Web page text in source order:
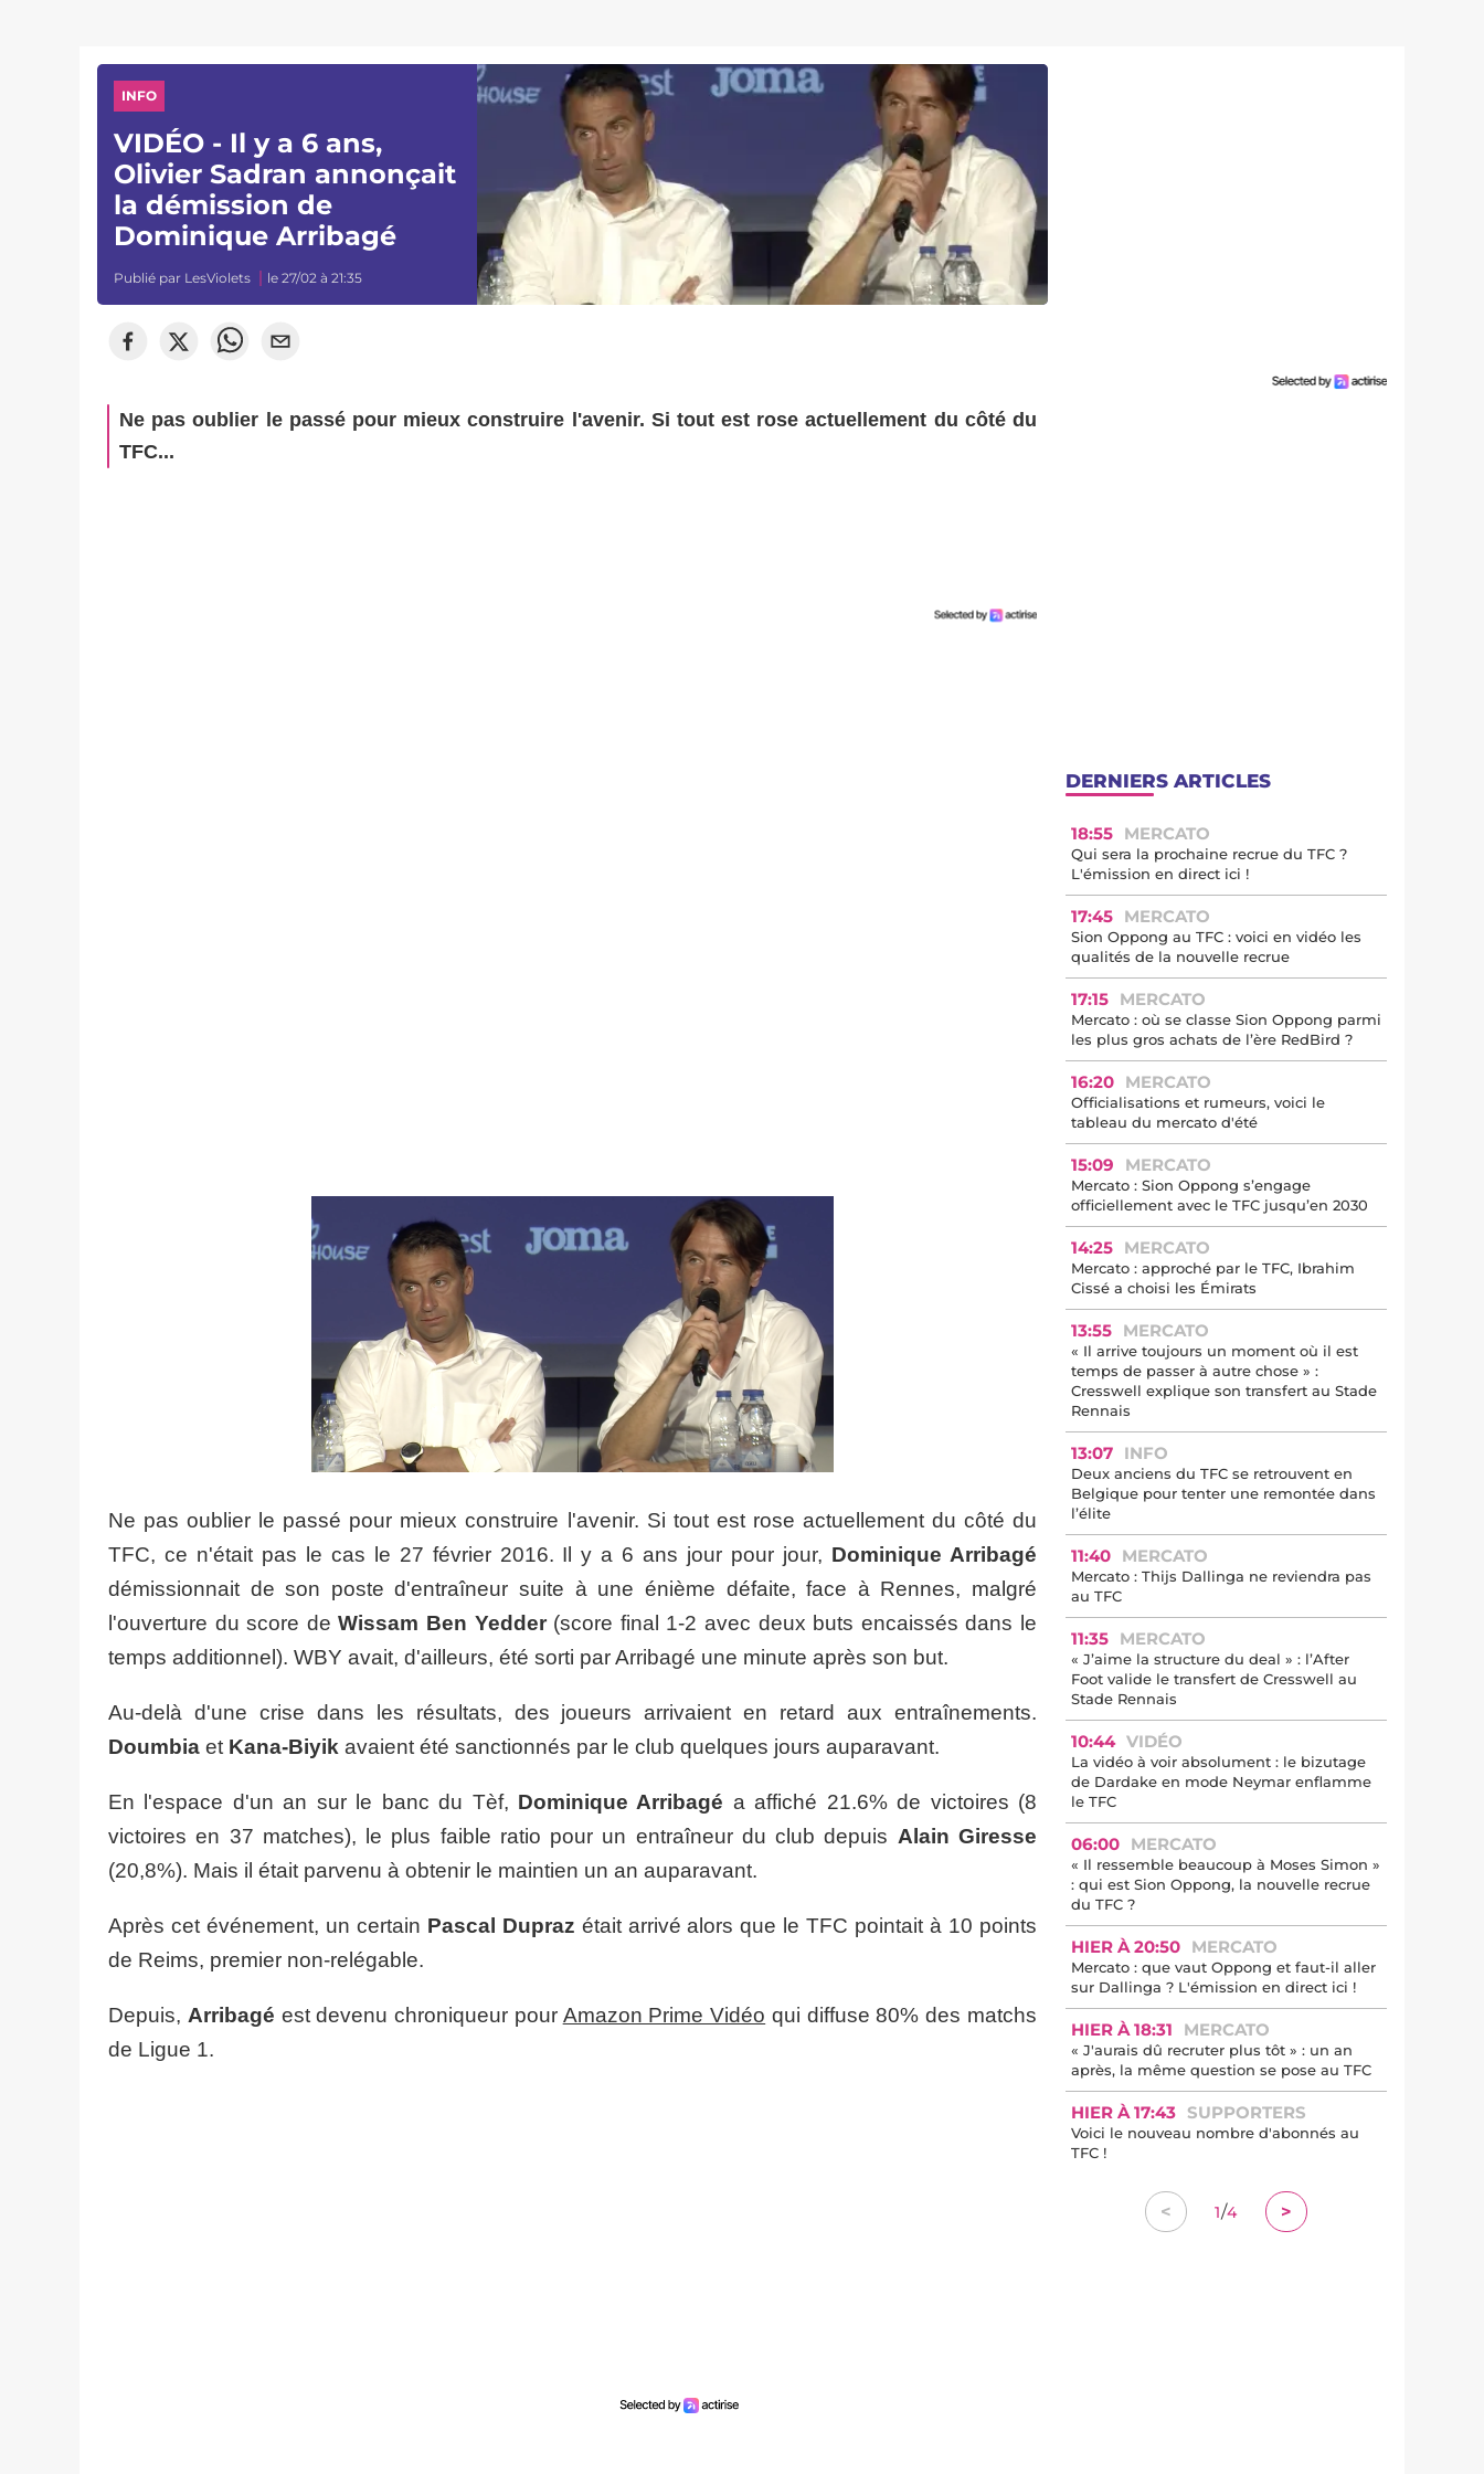
INFO
VIDÉO - Il y a 6 ans,
Olivier Sadran annonçait
la démission de
Dominique Arribagé
Publié par LesViolets le 27/02 à 21:35
Ne pas oublier le passé pour mieux construire l'avenir. Si tout est rose actuellement du côté du
TFC...
Ne pas oublier le passé pour mieux construire l'avenir. Si tout est rose actuellement du côté du
TFC, ce n'était pas le cas le 27 février 2016. Il y a 6 ans jour pour jour, Dominique Arribagé
démissionnait de son poste d'entraîneur suite à une énième défaite, face à Rennes, malgré
l'ouverture du score deWissam Ben Yedder(score final 1-2 avec deux buts encaissés dans le
temps additionnel). WBY avait, d'ailleurs, été sorti par Arribagé une minute après son but.
Au-delà d'une crise dans les résultats, des joueurs arrivaient en retard aux entraînements.
Doumbia et Kana-Biyik avaient été sanctionnés par le club quelques jours auparavant.
En l'espace d'un an sur le banc du Tèf, Dominique Arribagé a affiché 21.6% de victoires (8
victoires en 37 matches), le plus faible ratio pour un entraîneur du club depuis Alain Giresse
(20,8%). Mais il était parvenu à obtenir le maintien un an auparavant.
Après cet événement, un certain Pascal Dupraz était arrivé alors que le TFC pointait à 10 points
de Reims, premier non-relégable.
Depuis, Arribagé est devenu chroniqueur pour Amazon Prime Vidéo qui diffuse 80% des matchs
de Ligue 1.
DERNIERS ARTICLES
18:55 MERCATO
Qui sera la prochaine recrue du TFC ?
L'émission en direct ici !
17:45 MERCATO
Sion Oppong au TFC : voici en vidéo les
qualités de la nouvelle recrue
17:15 MERCATO
Mercato : où se classe Sion Oppong parmi
les plus gros achats de l’ère RedBird ?
16:20 MERCATO
Officialisations et rumeurs, voici le
tableau du mercato d'été
15:09 MERCATO
Mercato : Sion Oppong s’engage
officiellement avec le TFC jusqu’en 2030
14:25 MERCATO
Mercato : approché par le TFC, Ibrahim
Cissé a choisi les Émirats
13:55 MERCATO
« Il arrive toujours un moment où il est
temps de passer à autre chose » :
Cresswell explique son transfert au Stade
Rennais
13:07 INFO
Deux anciens du TFC se retrouvent en
Belgique pour tenter une remontée dans
l’élite
11:40 MERCATO
Mercato : Thijs Dallinga ne reviendra pas
au TFC
11:35 MERCATO
« J’aime la structure du deal » : l’After
Foot valide le transfert de Cresswell au
Stade Rennais
10:44 VIDÉO
La vidéo à voir absolument : le bizutage
de Dardake en mode Neymar enflamme
le TFC
06:00 MERCATO
« Il ressemble beaucoup à Moses Simon »
: qui est Sion Oppong, la nouvelle recrue
du TFC ?
HIER À 20:50 MERCATO
Mercato : que vaut Oppong et faut-il aller
sur Dallinga ? L'émission en direct ici !
HIER À 18:31 MERCATO
« J'aurais dû recruter plus tôt » : un an
après, la même question se pose au TFC
HIER À 17:43 SUPPORTERS
Voici le nouveau nombre d'abonnés au
TFC !
< 1/4 >